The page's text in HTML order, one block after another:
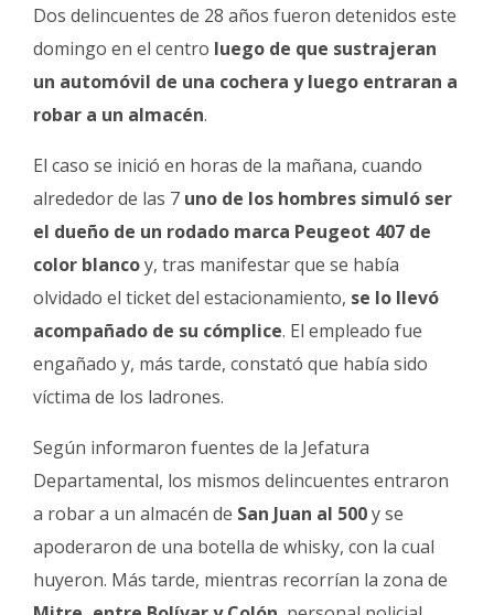
Fúnebres
Dos delincuentes de 28 años fueron detenidos este
domingo en el centro luego de que sustrajeran
un automóvil de una cochera y luego entraran a
robar a un almacén.
El caso se inició en horas de la mañana, cuando
alrededor de las 7 uno de los hombres simuló ser
el dueño de un rodado marca Peugeot 407 de
color blancoy, tras manifestar que se había
olvidado el ticket del estacionamiento, se lo llevó
acompañado de su cómplice. El empleado fue
engañado y, más tarde, constató que había sido
víctima de los ladrones.
Según informaron fuentes de la Jefatura
Departamental, los mismos delincuentes entraron
a robar a un almacén de San Juan al 500y se
apoderaron de una botella de whisky, con la cual
huyeron. Más tarde, mientras recorrían la zona de